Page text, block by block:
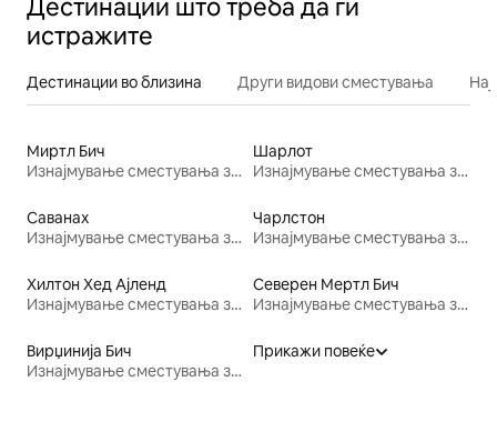
Дестинации што треба да ги
истражите
Дестинации во близина Други видови сместувања
Миртл Бич
Изнајмување сместувања за одмор
Шарлот
Изнајмување сместувања за одмор
Саванах
Изнајмување сместувања за одмор
Чарлстон
Изнајмување сместувања за одмор
Хилтон Хед Ајленд
Изнајмување сместувања за одмор
Северен Мертл Бич
Изнајмување сместувања за одмор
Вирџинија Бич
Изнајмување сместувања за одмор
Прикажи повеќе